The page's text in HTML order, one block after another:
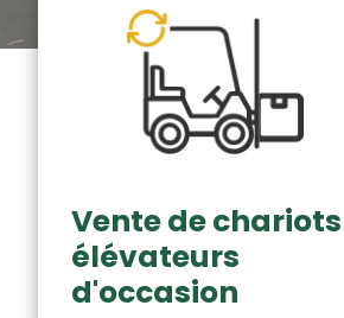
Vente de chariots
élévateurs
d'occasion